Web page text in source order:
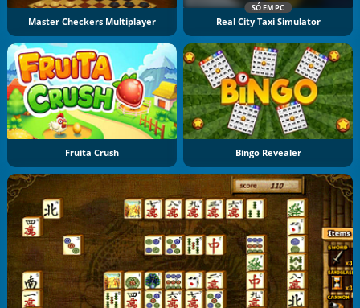
Master Checkers Multiplayer
SÓ EM PC
Real City Taxi Simulator
Fruita Crush Bingo Revealer